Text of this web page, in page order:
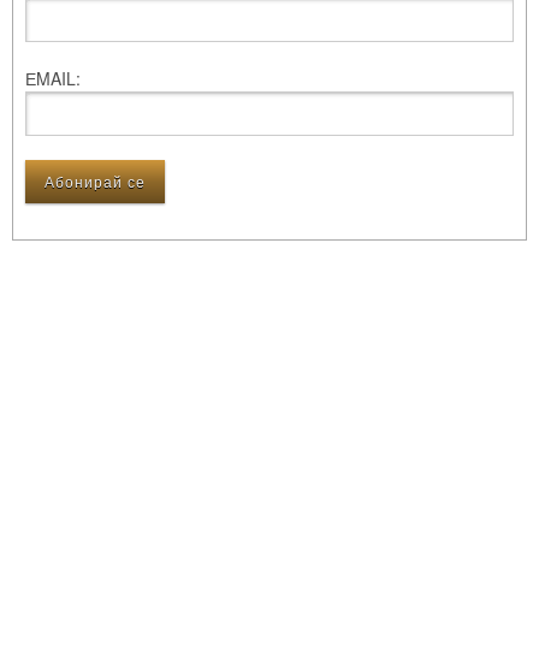
ЕMAIL: